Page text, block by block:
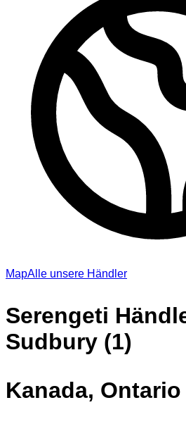
MapAlle unsere Händler
Serengeti
Sudbury (1)
Kanada, Ontario